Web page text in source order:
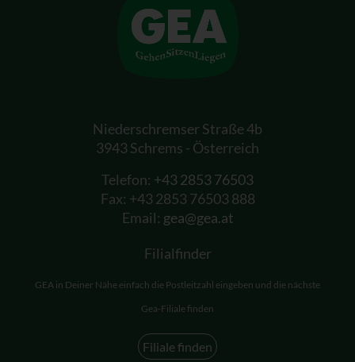
Niederschremser Straße 4b
3943 Schrems - Österreich
Telefon: +43 2853 76503
Fax: +43 2853 76503 888
Email: gea@gea.at
Filialfinder
GEA in Deiner Nähe einfach die Postleitzahl eingeben und die nächste
Gea-Filiale finden
Filiale finden